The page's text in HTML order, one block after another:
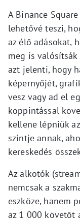
A Binance
lehetővé teszi,
az élő adásokat,
meg is
azt jelenti, hogy
képernyőjét,
vesz vagy ad el
koppintással
kellene lépniük
szintje annak,
kereskedés
Az alkotók
nemcsak a
eszköze, hanem
az 1 000 követőt